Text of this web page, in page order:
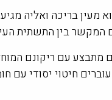
מעין בריכה ואליה
בין התשתית
מתבצע עם ריקונם
חיטוי יסודי עם